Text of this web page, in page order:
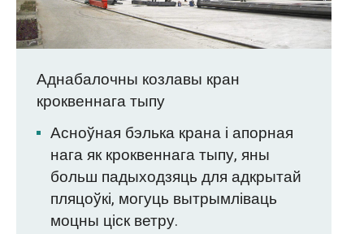
Аднабалочны козлавы кран
кроквеннага тыпу
Асноўная бэлька крана і апорная
нага як кроквеннага тыпу, яны
больш падыходзяць для адкрытай
пляцоўкі, могуць вытрымліваць
моцны ціск ветру.